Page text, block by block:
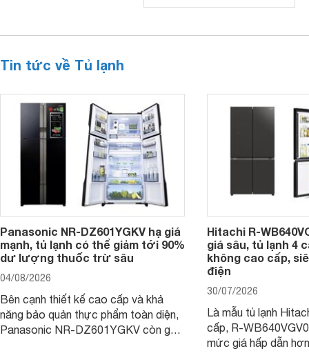
Tin tức về Tủ lạnh
Panasonic NR-DZ601YGKV hạ giá
mạnh, tủ lạnh có thể giảm tới 90%
dư lượng thuốc trừ sâu
04/08/2026
Bên cạnh thiết kế cao cấp và khả
năng bảo quản thực phẩm toàn diện,
Panasonic NR-DZ601YGKV còn gây
Hitachi R-
giá sâu, tủ lạnh 4
không cao cấp,
điện
30/07/2026
Là mẫu tủ lạnh
cấp, R-
mức giá hấp dẫn